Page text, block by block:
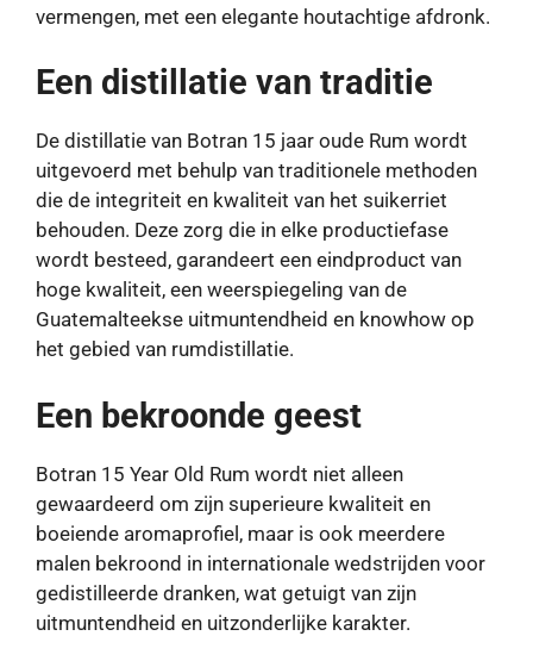
vermengen, met een elegante houtachtige afdronk.
Een distillatie van traditie
De distillatie van Botran 15 jaar oude Rum wordt
uitgevoerd met behulp van traditionele methoden
die de integriteit en kwaliteit van het suikerriet
behouden. Deze zorg die in elke productiefase
wordt besteed, garandeert een eindproduct van
hoge kwaliteit, een weerspiegeling van de
Guatemalteekse uitmuntendheid en knowhow op
het gebied van rumdistillatie.
Een bekroonde geest
Botran 15 Year Old Rum wordt niet alleen
gewaardeerd om zijn superieure kwaliteit en
boeiende aromaprofiel, maar is ook meerdere
malen bekroond in internationale wedstrijden voor
gedistilleerde dranken, wat getuigt van zijn
uitmuntendheid en uitzonderlijke karakter.